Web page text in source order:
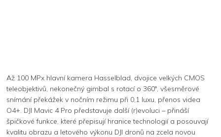
Až 100 MPx hlavní kamera Hasselblad, dvojice velkých CMOS
teleobjektivů, nekonečný gimbal s rotací o 360°, všesměrové
snímání překážek v nočním režimu při 0,1 luxu, přenos videa
O4+. DJI Mavic 4 Pro představuje další (r)evoluci – přináší
špičkové funkce, které přepisují hranice technologií a posouvají
kvalitu obrazu a letového výkonu DJI dronů na zcela novou